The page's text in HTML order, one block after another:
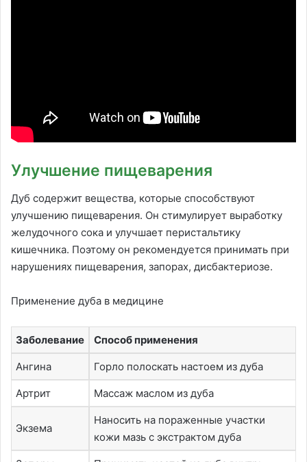
Улучшение пищеварения
Дуб содержит вещества, которые способствуют
улучшению пищеварения. Он стимулирует выработку
желудочного сока и улучшает перистальтику
кишечника. Поэтому он рекомендуется принимать при
нарушениях пищеварения, запорах, дисбактериозе.
Применение дуба в медицине
Заболевание Способ применения
Ангина Горло полоскать настоем из дуба
Артрит Массаж маслом из дуба
Экзема
Наносить на пораженные участки
кожи мазь с экстрактом дуба